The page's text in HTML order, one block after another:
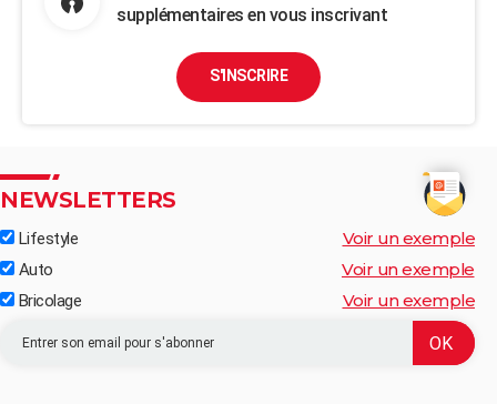
supplémentaires en vous inscrivant
S'INSCRIRE
NEWSLETTERS
Lifestyle Voir un exemple
Auto Voir un exemple
Bricolage Voir un exemple